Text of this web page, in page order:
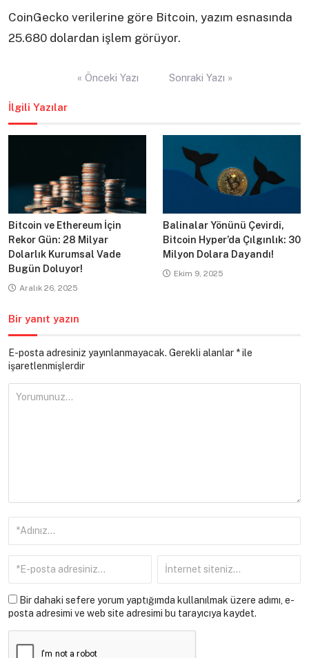
CoinGecko verilerine göre Bitcoin, yazım esnasında
25.680 dolardan işlem görüyor.
« Önceki Yazı Sonraki Yazı »
İlgili Yazılar
Bitcoin ve Ethereum İçin
Rekor Gün: 28 Milyar
Dolarlık Kurumsal Vade
Bugün Doluyor!
Aralık 26, 2025
Balinalar Yönünü Çevirdi,
Bitcoin Hyper’da Çılgınlık: 30
Milyon Dolara Dayandı!
Ekim 9, 2025
Bir yanıt yazın
E-posta adresiniz yayınlanmayacak. Gerekli alanlar *ile
işaretlenmişlerdir
Bir dahaki sefere yorum yaptığımda kullanılmak üzere adımı, e-
posta adresimi ve web site adresimi bu tarayıcıya kaydet.